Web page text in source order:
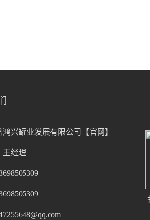
鸿兴罐业发展有限公司【官网】
王经理